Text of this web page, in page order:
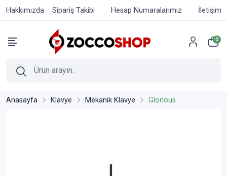
Hakkımızda Sipariş Takibi Hesap Numaralarımız İletişim
0
Anasayfa Klavye Mekanik Klavye Glorious